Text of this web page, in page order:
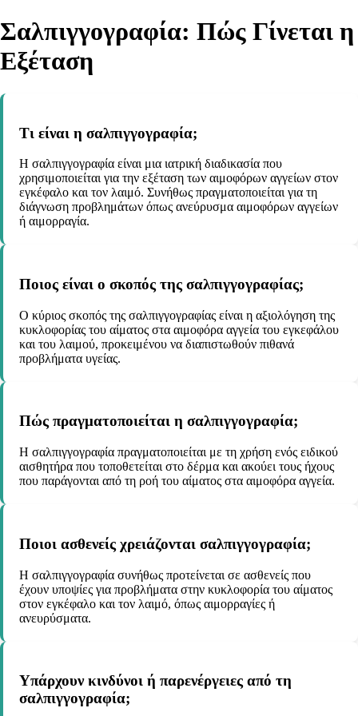
Σαλπιγγογραφία: Πώς Γίνεται η
Εξέταση
Τι είναι η σαλπιγγογραφία;
Η σαλπιγγογραφία είναι μια ιατρική διαδικασία που
χρησιμοποιείται για την εξέταση των αιμοφόρων αγγείων στον
εγκέφαλο και τον λαιμό. Συνήθως πραγματοποιείται για τη
διάγνωση προβλημάτων όπως ανεύρυσμα αιμοφόρων αγγείων
ή αιμορραγία.
Ποιος είναι ο σκοπός της σαλπιγγογραφίας;
Ο κύριος σκοπός της σαλπιγγογραφίας είναι η αξιολόγηση της
κυκλοφορίας του αίματος στα αιμοφόρα αγγεία του εγκεφάλου
και του λαιμού, προκειμένου να διαπιστωθούν πιθανά
προβλήματα υγείας.
Πώς πραγματοποιείται η σαλπιγγογραφία;
Η σαλπιγγογραφία πραγματοποιείται με τη χρήση ενός ειδικού
αισθητήρα που τοποθετείται στο δέρμα και ακούει τους ήχους
που παράγονται από τη ροή του αίματος στα αιμοφόρα αγγεία.
Ποιοι ασθενείς χρειάζονται σαλπιγγογραφία;
Η σαλπιγγογραφία συνήθως προτείνεται σε ασθενείς που
έχουν υποψίες για προβλήματα στην κυκλοφορία του αίματος
στον εγκέφαλο και τον λαιμό, όπως αιμορραγίες ή
ανευρύσματα.
Υπάρχουν κινδύνοι ή παρενέργειες από τη
σαλπιγγογραφία;